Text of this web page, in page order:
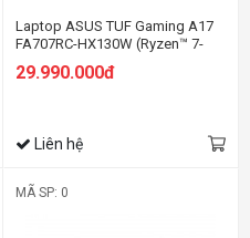
Laptop ASUS TUF Gaming A17
FA707RC-HX130W (Ryzen™ 7-
4GB | 17.3-inch FHD | Win 11 |
29.990.000đ
Liên hệ
MÃ SP: 0